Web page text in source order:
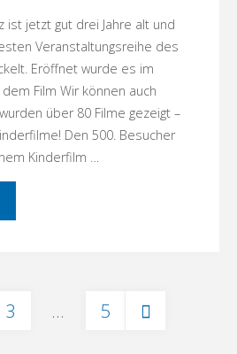
ist jetzt gut drei Jahre alt und
Veranstaltungsreihe des
Eröffnet wurde es im
Film Wir können auch
über 80 Filme gezeigt –
Den 500. Besucher
Kinderfilm …
3 … 5